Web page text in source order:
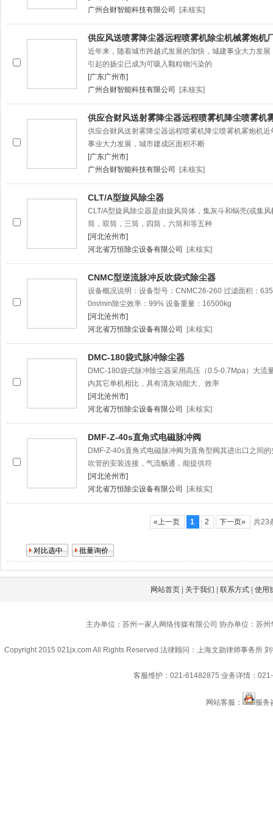
广州合财智能科技有限公司
[未核实]
供应风送喷雾降尘器远程喷雾机除尘机械雾炮机
近年来，随着城市跨越式发展的加快，城建事业大力发
引起的扬尘已成为可吸入颗粒物污染的
[广东广州市]
广州合财智能科技有限公司
[未核实]
供应合财风送射雾降尘器远程喷雾机降尘喷雾机
供应合财风送射雾降尘器远程喷雾机降尘喷雾机雾炮机
事业大力发展，城市建成区面积不断
[广东广州市]
广州合财智能科技有限公司
[未核实]
CLT/A型旋风除尘器
CLT/A型旋风除尘器是由旋风筒体，集灰斗和蜗壳(或集
筒，双筒，三筒，四筒，六筒和等五种
[河北沧州市]
河北省万恒除尘设备有限公司
[未核实]
CNMC型逆流脉冲反吹袋式除尘器
设备概况说明：设备型号：CNMC26-260 过滤面积：
0m/min除尘效率：99% 设备重量：16500kg
[河北沧州市]
河北省万恒除尘设备有限公司
[未核实]
DMC-180袋式脉冲除尘器
DMC-180袋式脉冲除尘器采用高压（0.5-0.7Mpa）大流
内其它单机相比，具有清灰动能大、效率
[河北沧州市]
河北省万恒除尘设备有限公司
[未核实]
DMF-Z-40s直角式电磁脉冲阀
DMF-Z-40s直角式电磁脉冲阀为直角型阀其进出口之间
吹管的安装连接，气流畅通，能提供符
[河北沧州市]
河北省万恒除尘设备有限公司
[未核实]
«上一页 1 2 下一页» 共23
网站首页 关于我们 |联系方式 |使用
主办单位：苏州一家人网络传媒有限公司 协办单位：苏
Copyright 2015 021jx.com All Rights Reserved.法律顾问：上海文勋律师事务所
客服维护：021-61482875 业务详情：
网站客服： 服务